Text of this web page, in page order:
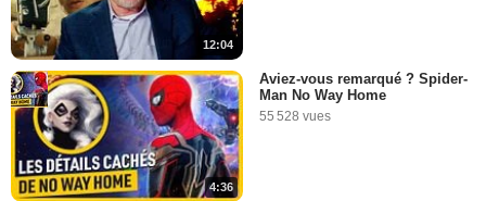
12:04
4:36
Aviez-vous remarqué ? Spider-
Man No Way Home
55 528 vues